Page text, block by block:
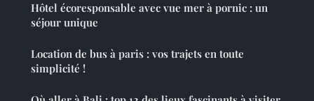
Hôtel écoresponsable avec vue mer à pornic : un
séjour unique
Location de bus à paris : vos trajets en toute
simplicité !